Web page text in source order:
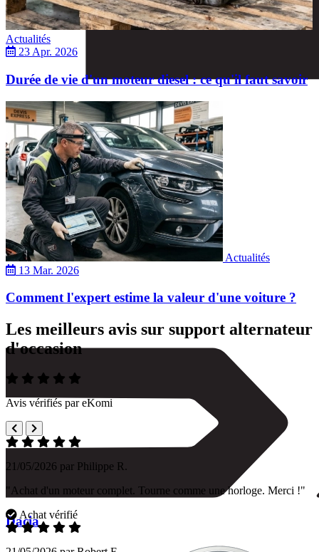
Dacia
Actualités
23 Apr. 2026
Durée de vie d'un moteur diesel : ce qu'il faut savoir
Actualités
13 Mar. 2026
Comment l'expert estime la valeur d'une voiture ?
Les meilleurs avis sur support alternateur
d'occasion
Avis vérifiés par eKomi
21/05/2026 par Philippe R.
"Achat d'un moteur complet. Tourne comme une horloge. Merci !"
Achat vérifié